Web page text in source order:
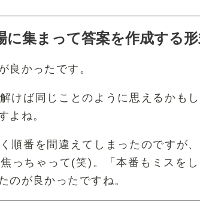
集まって答案を作成する
良かったです。
けば同じことのように思えるかも
よね。
順番を間違えてしまったのですが
っちゃって(笑)。「本番もミスを
のが良かったですね。